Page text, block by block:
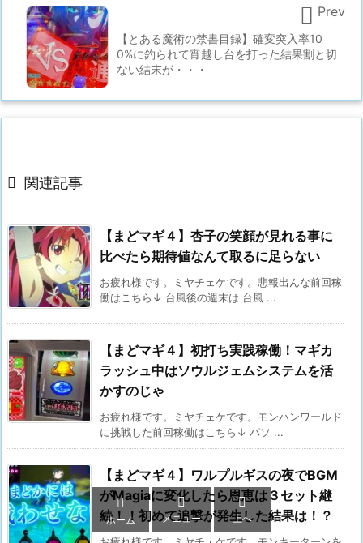
【とある魔術の禁書目録】確変突入率10
0%に釣られて宵越し台を打った結果割と切
ない結末が・・・
 Prev
 関連記事
【まどマギ４】杏子の笑顔が見れる事に
比べたら期待値なんて取るに足らない
お疲れ様です。ミヤチェケです。悲報出んな前回稼
働はこちら↓ 台風後の週末は 台風 ...
【まどマギ４】初打ち実践稼働！マギカ
ラッシュ中はソウルジェムシステムを活
かすのじゃ
お疲れ様です。ミヤチェケです。モンハンワールド
に挑戦した前回稼働はこちら↓ パソ ...
【まどマギ４】ワルプルギスの夜でBGM
がMagiaに変化したら恩恵は３セット継
続！！初めて追撃が発生した結果は！？

ホーム

メニュー

上へ